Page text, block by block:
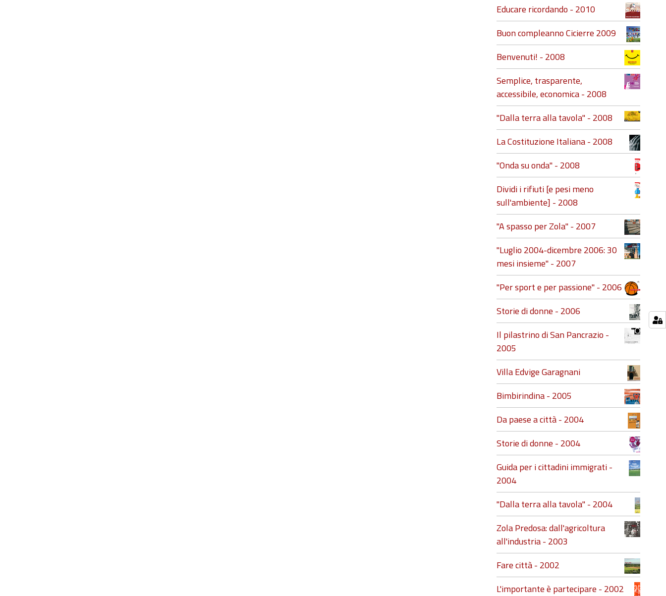
Educare ricordando - 2010
Buon compleanno Cicierre 2009
Benvenuti! - 2008
Semplice, trasparente,
accessibile, economica - 2008
"Dalla terra alla tavola" - 2008
La Costituzione Italiana - 2008
"Onda su onda" - 2008
Dividi i rifiuti [e pesi meno
sull'ambiente] - 2008
"A spasso per Zola" - 2007
"Luglio 2004-dicembre 2006: 30
mesi insieme" - 2007
"Per sport e per passione" - 2006
Storie di donne - 2006
Il pilastrino di San Pancrazio -
2005
Villa Edvige Garagnani
Bimbirindina - 2005
Da paese a città - 2004
Storie di donne - 2004
Guida per i cittadini immigrati -
2004
"Dalla terra alla tavola" - 2004
Zola Predosa: dall'agricoltura
all'industria - 2003
Fare città - 2002
L'importante è partecipare - 2002